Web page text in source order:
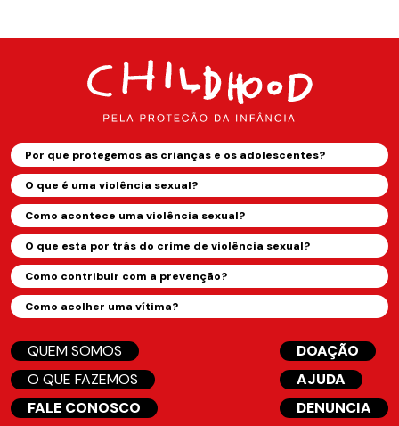
Por que protegemos as crianças e os adolescentes?
O que é uma violência sexual?
Como acontece uma violência sexual?
O que esta por trás do crime de violência sexual?
Como contribuir com a prevenção?
Como acolher uma vítima?
QUEM SOMOS
O QUE FAZEMOS
FALE CONOSCO
DOAÇÃO
AJUDA
DENUNCIA